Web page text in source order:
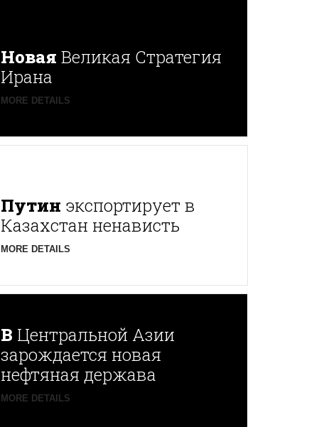
Новая Великая Стратегия
Ирана
MORE DETAILS
Путин экспортирует в
Казахстан ненависть
MORE DETAILS
В Центральной Азии
зарождается новая
нефтяная держава
MORE DETAILS